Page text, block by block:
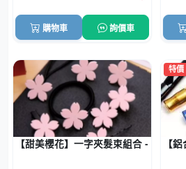
購物車 詢價車
【甜美櫻花】一字夾髮束組合 - BB夾
特價
【